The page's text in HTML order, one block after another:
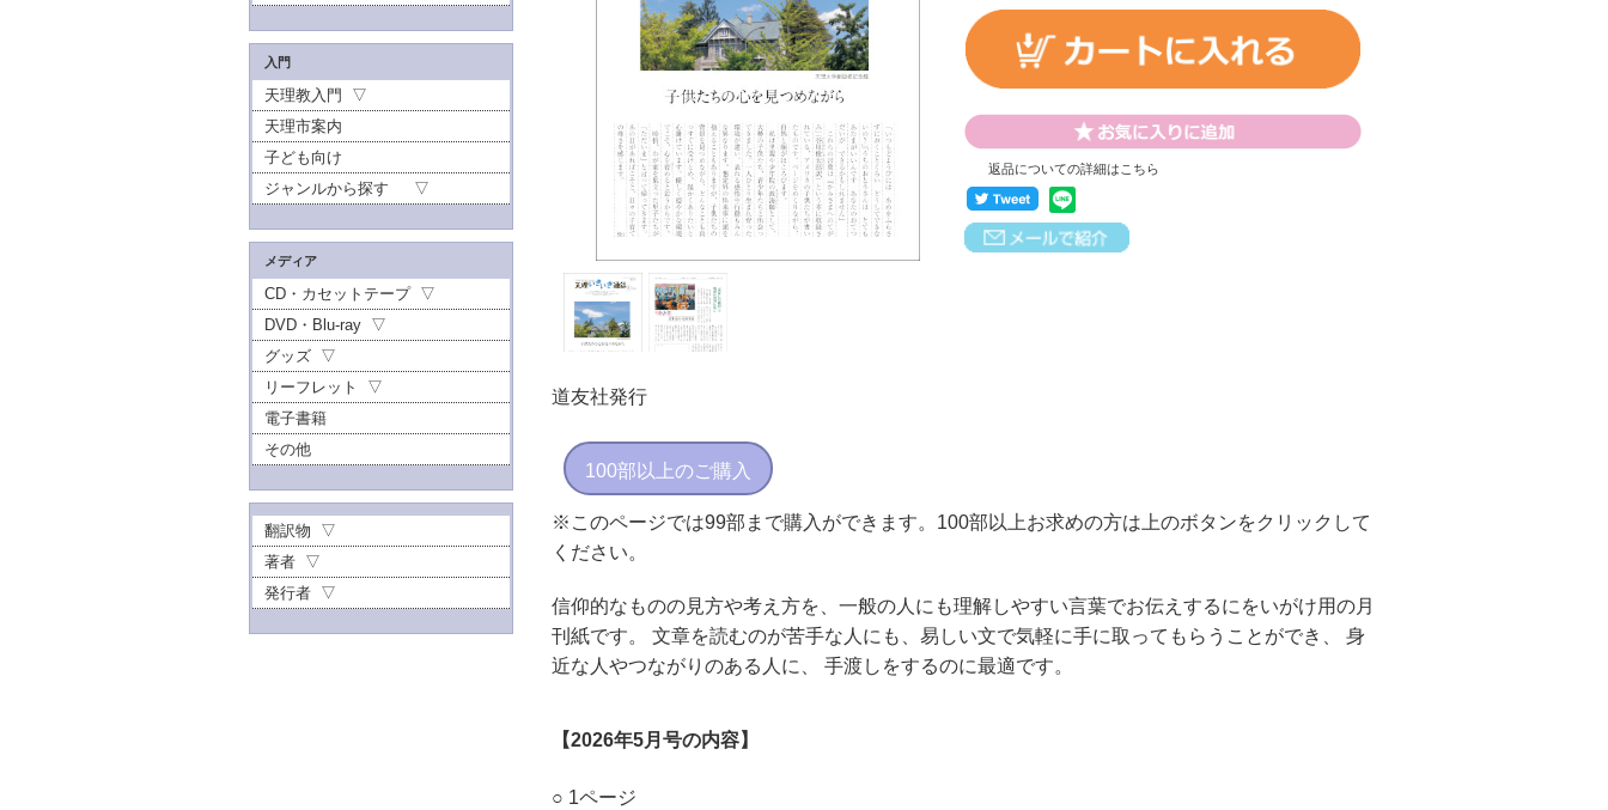
返品についての詳細はこちら
道友社発行
100部以上のご購入
※このページでは99部まで購入ができます。100部以上お求めの方は上のボタンをクリックして
ください。
信仰的なものの見方や考え方を、一般の人にも理解しやすい言葉でお伝えするにをいがけ用の月
刊紙です。 文章を読むのが苦手な人にも、易しい文で気軽に手に取ってもらうことができ、 身
近な人やつながりのある人に、 手渡しをするのに最適です。
【2026年5月号の内容】
○ 1ページ
入門
天理教入門
天理市案内
子ども向け
ジャンルから探す
メディア
CD・カセットテープ
DVD・Blu-ray
グッズ
リーフレット
電子書籍
その他
翻訳物
著者
発行者